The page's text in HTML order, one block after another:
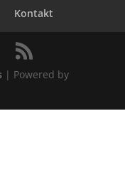
Kontakt
| Powered by